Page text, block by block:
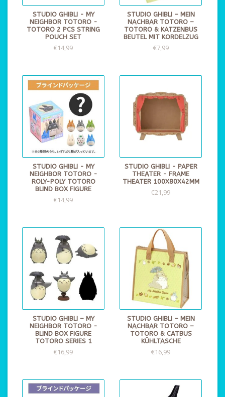
STUDIO GHIBLI - MY
NEIGHBOR TOTORO -
TOTORO 2 PCS STRING
POUCH SET
€14,99
STUDIO GHIBLI – MEIN
NACHBAR TOTORO –
TOTORO & KATZENBUS
BEUTEL MIT KORDELZUG
€7,99
STUDIO GHIBLI - MY
NEIGHBOR TOTORO -
ROLY-POLY TOTORO
BLIND BOX FIGURE
€14,99
STUDIO GHIBLI - PAPER
THEATER - FRAME
THEATER 100X80X42MM
€21,99
STUDIO GHIBLI – MY
NEIGHBOR TOTORO -
BLIND BOX FIGURE
TOTORO SERIES 1
€16,99
STUDIO GHIBLI – MEIN
NACHBAR TOTORO –
TOTORO & CATBUS
KÜHLTASCHE
€16,99